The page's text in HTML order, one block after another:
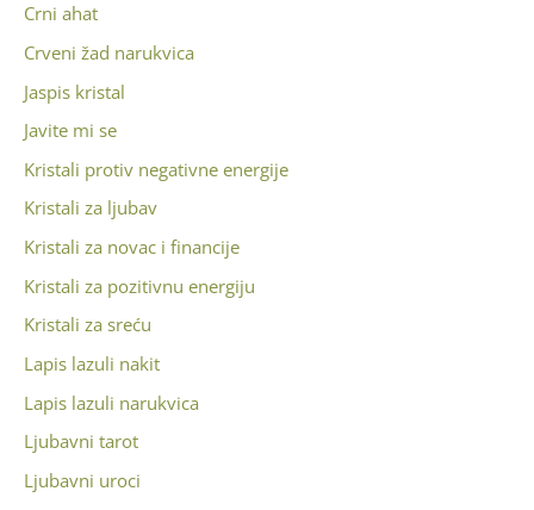
Crni ahat
Crveni žad narukvica
Jaspis kristal
Javite mi se
Kristali protiv negativne energije
Kristali za ljubav
Kristali za novac i financije
Kristali za pozitivnu energiju
Kristali za sreću
Lapis lazuli nakit
Lapis lazuli narukvica
Ljubavni tarot
Ljubavni uroci